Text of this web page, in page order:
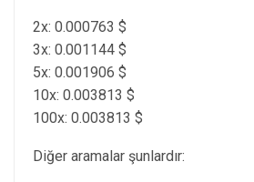
2x: 0.000763 $
3x: 0.001144 $
5x: 0.001906 $
10x: 0.003813 $
100x: 0.003813 $
Diğer aramalar şunlardır: